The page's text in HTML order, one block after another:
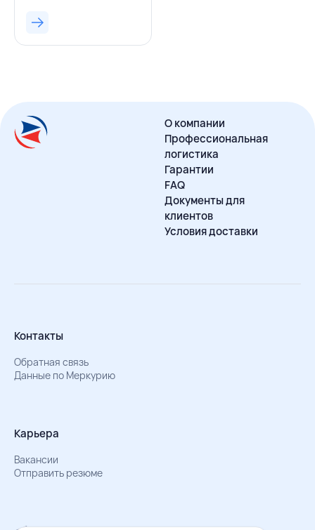
О компании
Профессиональная
логистика
Гарантии
FAQ
Документы для
клиентов
Условия доставки
Контакты
Обратная связь
Данные по Меркурию
Карьера
Вакансии
Отправить резюме